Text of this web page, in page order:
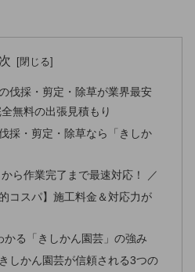
伐採・剪定・除草が業界最安
無料の出張見積もり
採・剪定・除草なら「きしか
ら作業完了まで最速対応！ ／
コスパ】施工料金＆対応力が
かる「きしかん園芸」の強み
しかん園芸が信頼される3つの